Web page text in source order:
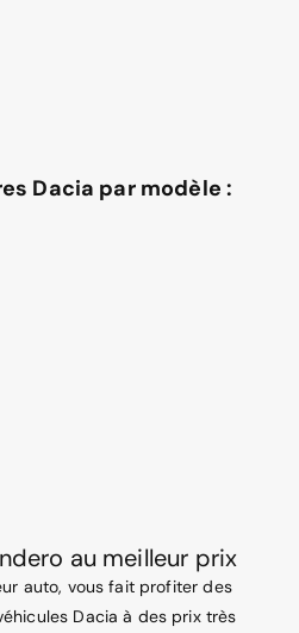
Dacia par modèle :
au meilleur prix
auto, vous fait profiter des
Dacia à des prix très